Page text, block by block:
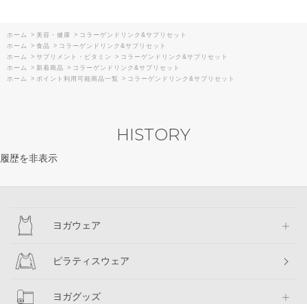
ホーム > 美容・健康 > コラーゲンドリンク&サプリセット
ホーム
> 食品 > コラーゲンドリンク&サプリセット
ホーム
> サプリメント・ビタミン > コラーゲンドリンク&サプリセット
ホーム
> 新着商品 > コラーゲンドリンク&サプリセット
ホーム
> ポイント利用可能商品一覧 > コラーゲンドリンク&サプリセット
HISTORY
履歴を非表示
ヨガウェア
ピラティスウェア
ヨガグッズ